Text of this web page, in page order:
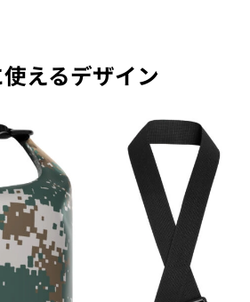
えるデザイン